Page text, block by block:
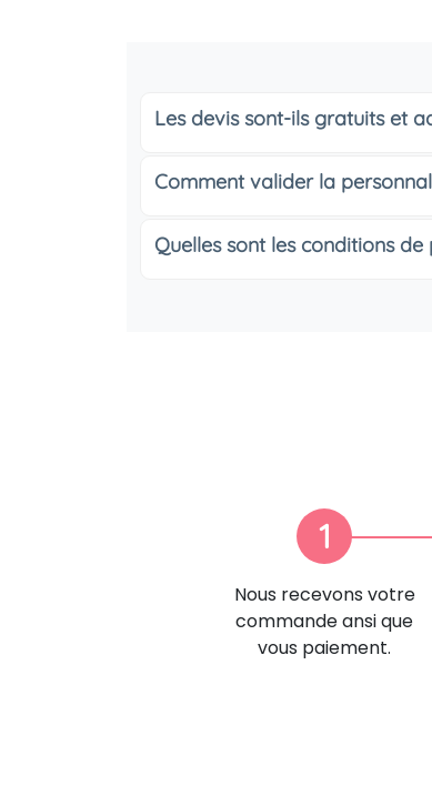
Les devis sont-ils gratuits et
Comment valider la
Quelles sont les conditions de
1
Nous recevons votre
commande ansi que
vous paiement.